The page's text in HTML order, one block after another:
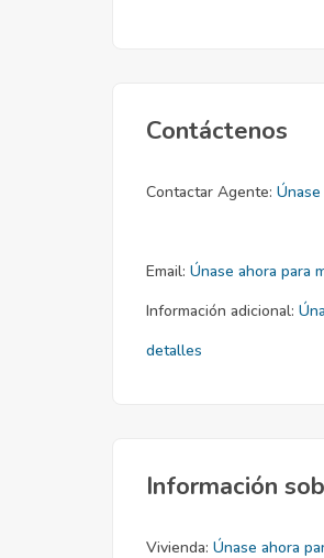
Contáctenos
Contactar Agente:
Email: Únase ahora para
Información adicional:
detalles
Información
Vivienda: Únase ahora